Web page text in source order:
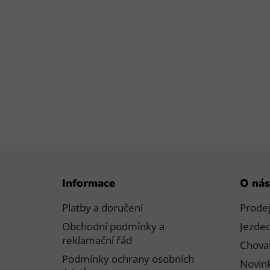
Informace
Platby a doručení
Obchodní podmínky a
reklamační řád
Podmínky ochrany osobních
O nás